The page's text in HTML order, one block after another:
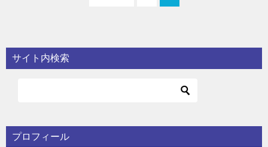
サイト内検索
プロフィール